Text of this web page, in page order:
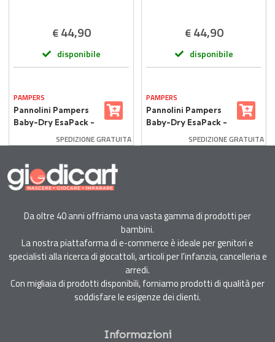
€ 44,90
disponibile
PAMPERS
Pannolini Pampers
Baby-Dry EsaPack -
144 Pezzi
SPEDIZIONE GRATUITA
€ 44,90
disponibile
PAMPERS
Pannolini Pampers
Baby-Dry EsaPack -
132 Pezzi
SPEDIZIONE GRATUITA
Da oltre 40 anni offriamo una vasta gamma di prodotti per
bambini.
La nostra piattaforma di e-commerce è ideale per genitori e
specialisti alla ricerca di giocattoli, articoli per l'infanzia, cancelleria e
arredi.
Con migliaia di prodotti disponibili, forniamo prodotti di qualità per
soddisfare le esigenze dei clienti.
Informazioni